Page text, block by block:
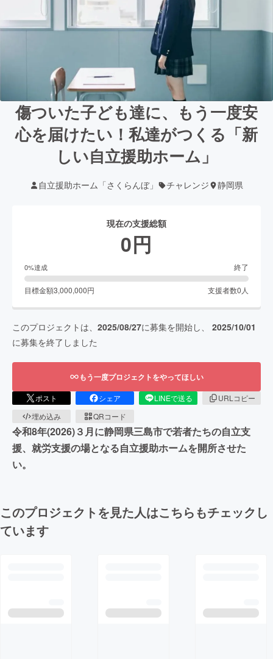
傷ついた子ども達に、もう一度安
心を届けたい！私達がつくる「新
しい自立援助ホーム」
自立援助ホーム「さくらんぼ」 チャレンジ 静岡県
現在の支援総額
0円
0%達成 終了
目標金額3,000,000円 支援者数0人
このプロジェクトは、 2025/08/27に募集を開始し、 2025/10/01
に募集を終了しました
もう一度プロジェクトをやってほしい
ポスト シェア LINEで送る
URLコピー
埋め込み
QRコード
令和8年(2026)３月に静岡県三島市で若者たちの自立支
援、就労支援の場となる自立援助ホームを開所させた
い。
このプロジェクトを見た人はこちらもチェックし
ています